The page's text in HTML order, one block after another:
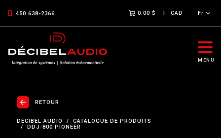
450 638-2366 0.00 $ CAD Fr
MENU
RETOUR
DÉCIBEL AUDIO
CATALOGUE DE PRODUITS
DDJ-800 PIONEER